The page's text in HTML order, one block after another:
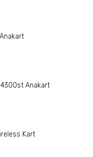
4300st Anakart
Kart